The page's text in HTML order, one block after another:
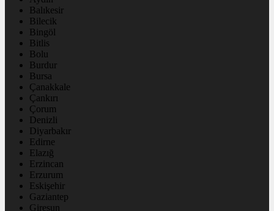
Balıkesir
Bilecik
Bingöl
Bitlis
Bolu
Burdur
Bursa
Çanakkale
Çankırı
Çorum
Denizli
Diyarbakır
Edirne
Elazığ
Erzincan
Erzurum
Eskişehir
Gaziantep
Giresun